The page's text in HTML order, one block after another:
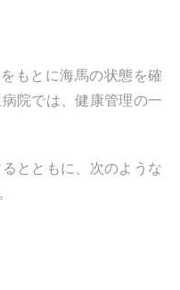
もとに海馬の状態を確
院では、健康管理の一
とともに、次のような